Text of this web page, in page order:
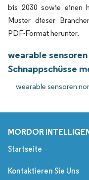
bis 2030 sowie einen
Muster dieser
PDF-Format herunter.
wearable
Schnappschüsse
wearable sensoren
MORDOR
Startseite
Kontaktieren Sie Uns